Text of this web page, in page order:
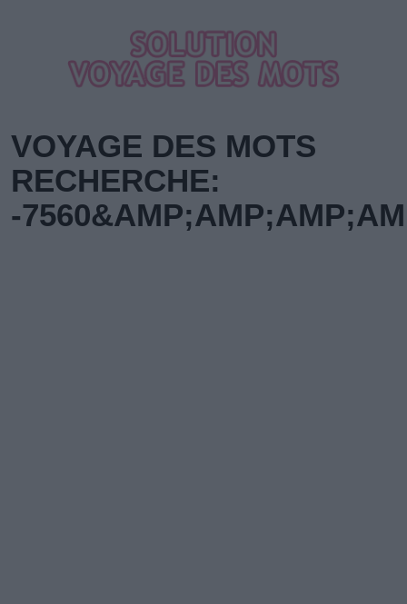
VOYAGE DES MOTS
RECHERCHE:
-